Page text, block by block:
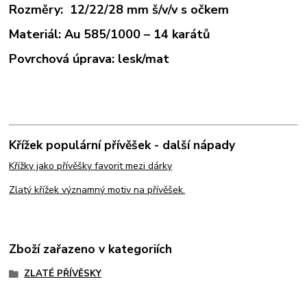
Rozměry: 12/22/28 mm š/v/v s očkem
Materiál: Au 585/1000 – 14 karátů
Povrchová úprava: lesk/mat
Křížek populární přívěšek - další nápady
Křížky jako přívěšky favorit mezi dárky
Zlatý křížek významný motiv na přívěšek.
Zboží zařazeno v kategoriích
ZLATÉ PŘÍVĚSKY